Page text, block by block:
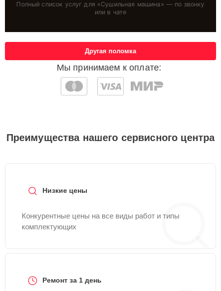
Полный список услуг для «Сушильная машина » — по звонку
или в чате
Мы принимаем к оплате:
Другая поломка
Преимущества нашего сервисного центра
Низкие цены
Конкурентные цены на все виды работ и типы
комплектующих
Ремонт за 1 день